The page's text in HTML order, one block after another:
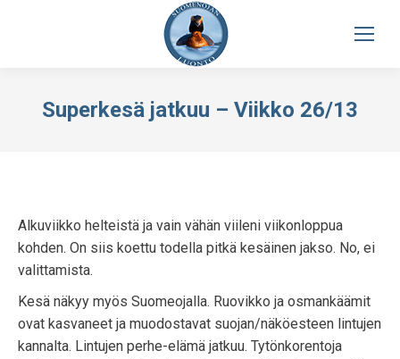
Superkesä jatkuu – Viikko 26/13
Alkuviikko helteistä ja vain vähän viileni viikonloppua
kohden. On siis koettu todella pitkä kesäinen jakso. No, ei
valittamista.
Kesä näkyy myös Suomeojalla. Ruovikko ja osmankäämit
ovat kasvaneet ja muodostavat suojan/näköesteen lintujen
kannalta. Lintujen perhe-elämä jatkuu. Tytönkorentoja